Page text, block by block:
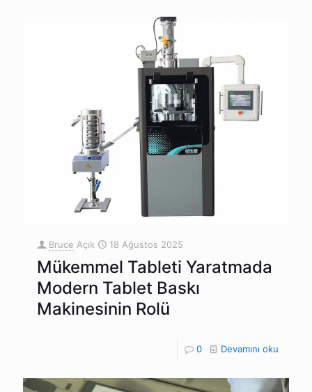
Bruce Açık 18 Ağustos 2025
Mükemmel Tableti Yaratmada
Modern Tablet Baskı
Makinesinin Rolü
0 Devamını oku